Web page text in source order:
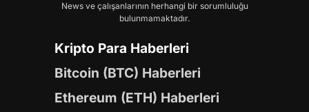
News ve çalışanlarının herhangi bir sorumluluğu
bulunmamaktadır.
Kripto Para Haberleri
Bitcoin (BTC) Haberleri
Ethereum (ETH) Haberleri